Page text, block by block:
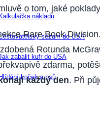
Kalkulačka nákladů
sezam do USA
zabalit kufr do USA
koček a psů
o tom, jaké
Rare Book
Rotunda
zdarma,
každý den. Při